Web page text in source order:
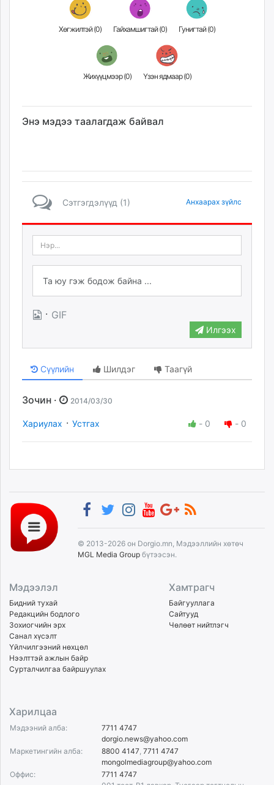
unegui.mn
tac.mn
unread.today
Хөгжилтэй (0) Гайхамшигтай (0) Гунигтай (0)
Жихүүцмээр (0) Үзэн ядмаар (0)
Энэ мэдээ таалагдаж байвал
Сэтгэгдэлүүд (1) Анхаарах зүйлс
· GIF
Илгээх
Сүүлийн Шилдэг Таагүй
Зочин · 2014/03/30
Хариулах · Устгах - 0 - 0
© 2013-2026 он Dorgio.mn, Мэдээллийн хөтөч
MGL Media Group бүтээсэн.
Мэдээлэл
Бидний тухай
Редакцийн бодлого
Зохиогчийн эрх
Санал хүсэлт
Үйлчилгээний нөхцөл
Нээлттэй ажлын байр
Сурталчилгаа байршуулах
Хамтрагч
Байгууллага
Сайтууд
Чөлөөт нийтлэгч
Харилцаа
Мэдээний алба:
7711 4747
dorgio.news@yahoo.com
Маркетингийн алба:
8800 4147 7711 4747
mongolmediagroup@yahoo.com
Оффис:
7711 4747